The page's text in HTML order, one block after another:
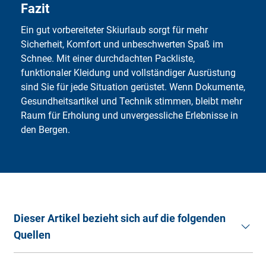
Transfers. Klären Sie bei kurzfristigen Buchungen auch
mögliche Stornierungsbedingungen sowie die aktuellen
Reise- und Wetterbedingungen am Zielort. Eine
rechtzeitige Reservierung von Skikursen oder Skiverleih
empfiehlt sich ebenfalls, um Engpässe vor Ort zu
vermeiden. Wenn Sie diese Tipps beachten, können Sie
auch spontan einen stressfreien und erlebnisreichen
Skiurlaub genießen.
Fa­zit
Ein gut vorbereiteter Skiurlaub sorgt für mehr
Sicherheit, Komfort und unbeschwerten Spaß im
Schnee. Mit einer durchdachten Packliste,
funktionaler Kleidung und vollständiger Ausrüstung
sind Sie für jede Situation gerüstet. Wenn Dokumente,
Gesundheitsartikel und Technik stimmen, bleibt mehr
Raum für Erholung und unvergessliche Erlebnisse in
den Bergen.
Dieser Artikel bezieht sich auf die folgenden
Quellen